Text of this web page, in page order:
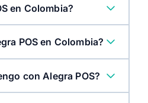
en Colombia?
POS en Colombia?
con Alegra POS?